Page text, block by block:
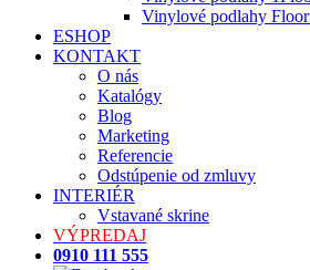
Vinylové podlahy
ESHOP
KONTAKT
O nás
Katalógy
Blog
Marketing
Referencie
Odstúpenie od zmluvy
INTERIÉR
Vstavané skrine
VÝPREDAJ
0910 111 555